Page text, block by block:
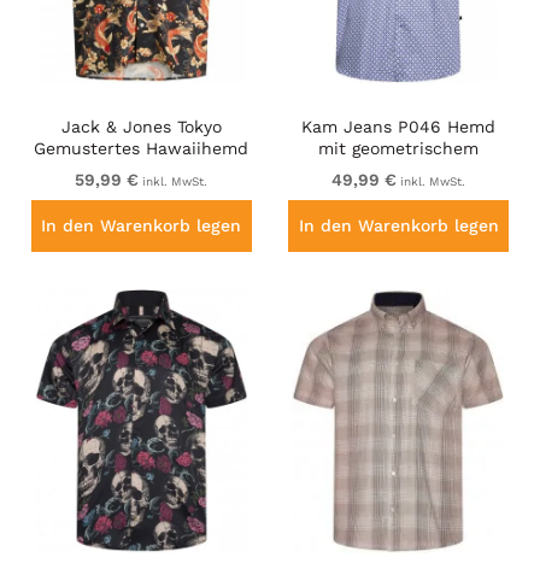
Jack & Jones Tokyo
Gemustertes Hawaiihemd
Dunkelbraun
59,99 € inkl. MwSt.
In den Warenkorb legen
Kam Jeans P046 Hemd
mit geometrischem
Muster
49,99 € inkl. MwSt.
In den Warenkorb legen